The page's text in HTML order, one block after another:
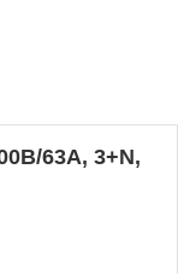
63А, 3+N,